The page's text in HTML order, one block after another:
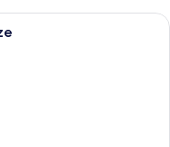
de hotel con una